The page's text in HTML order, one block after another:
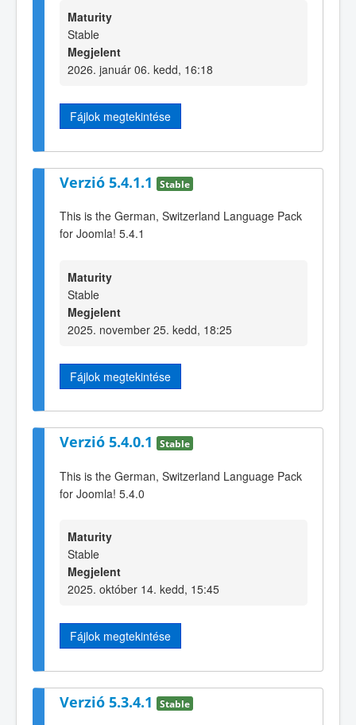
Maturity
Stable
Megjelent
2026. január 06. kedd, 16:18
Fájlok megtekintése
Verzió 5.4.1.1 Stable
This is the German, Switzerland Language Pack
for Joomla! 5.4.1
Maturity
Stable
Megjelent
2025. november 25. kedd, 18:25
Fájlok megtekintése
Verzió 5.4.0.1 Stable
This is the German, Switzerland Language Pack
for Joomla! 5.4.0
Maturity
Stable
Megjelent
2025. október 14. kedd, 15:45
Fájlok megtekintése
Verzió 5.3.4.1 Stable